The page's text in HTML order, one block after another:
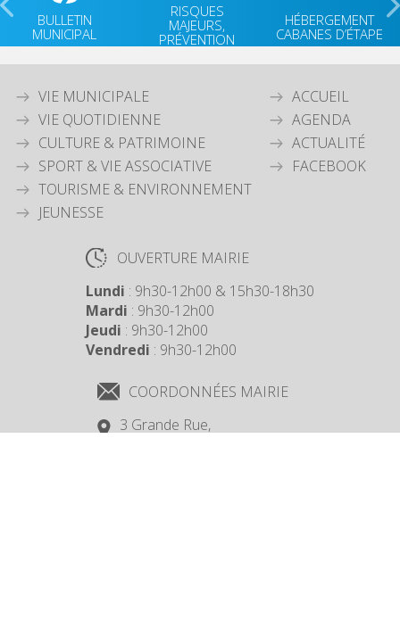
BULLETIN
MUNICIPAL
RISQUES
MAJEURS,
PRÉVENTION
HÉBERGEMENT
CABANES D’ÉTAPE
VIE MUNICIPALE
VIE QUOTIDIENNE
CULTURE & PATRIMOINE
SPORT & VIE ASSOCIATIVE
TOURISME & ENVIRONNEMENT
JEUNESSE
ACCUEIL
AGENDA
ACTUALITÉ
FACEBOOK
OUVERTURE MAIRIE
Lundi : 9h30-12h00 & 15h30-18h30
Mardi : 9h30-12h00
Jeudi : 9h30-12h00
Vendredi : 9h30-12h00
COORDONNÉES MAIRIE
3 Grande Rue,